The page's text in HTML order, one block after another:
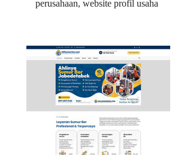
perusahaan, website profil usaha